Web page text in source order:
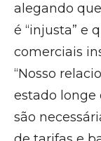
alegando
é “injusta” e
comerciais
“Nosso
estado longe
são